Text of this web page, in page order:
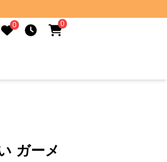
0 0
ガーメ